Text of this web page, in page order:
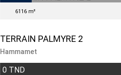
6116 m²
TERRAIN PALMYRE 2
Hammamet
0 TND